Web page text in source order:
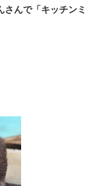
んで「キッチンミ